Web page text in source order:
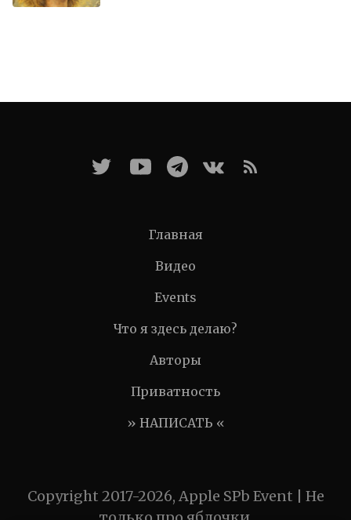
Главная
Видео
Events
Что я здесь делаю?
Авторы
Приватность
» НАПИСАТЬ «
Copyright 2017-2026, Apple SPb Event | Не